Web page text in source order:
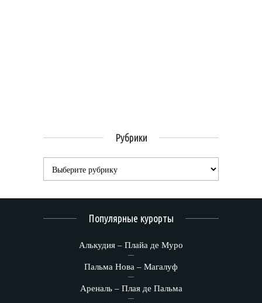
Рубрики
Популярные курорты
Алькудия – Плайа де Муро
Пальма Нова – Магалуф
Ареналь – Плая де Пальма